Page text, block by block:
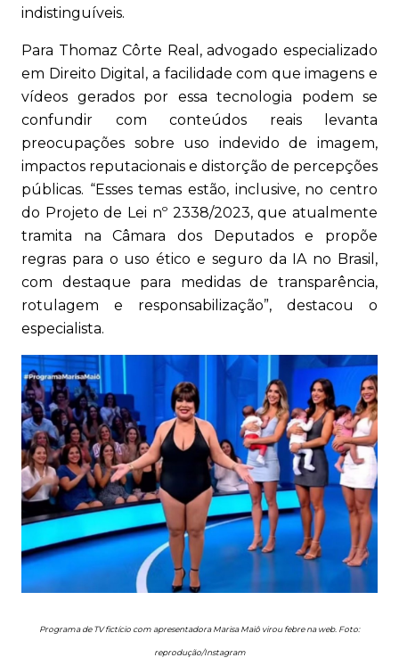
indistinguíveis.
Para Thomaz Côrte Real, advogado especializado
em Direito Digital, a facilidade com que imagens e
vídeos gerados por essa tecnologia podem se
confundir com conteúdos reais levanta
preocupações sobre uso indevido de imagem,
impactos reputacionais e distorção de percepções
públicas. “Esses temas estão, inclusive, no centro
do Projeto de Lei nº 2338/2023, que atualmente
tramita na Câmara dos Deputados e propõe
regras para o uso ético e seguro da IA no Brasil,
com destaque para medidas de transparência,
rotulagem e responsabilização”, destacou o
especialista.
Programa de TV fictício com apresentadora Marisa Maiô virou febre na web. Foto:
reprodução/Instagram